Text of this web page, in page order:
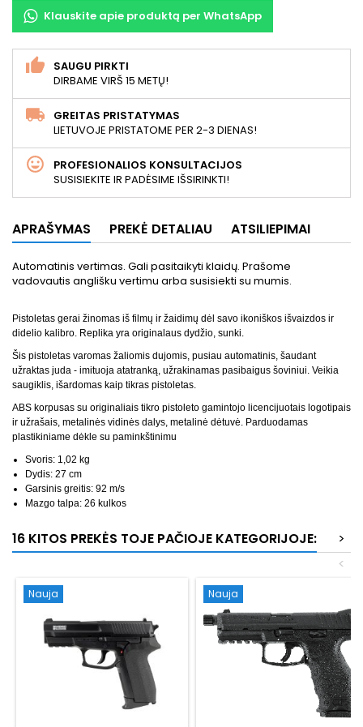
Klauskite apie produktą per WhatsApp
SAUGU PIRKTI
DIRBAME VIRŠ 15 METŲ!
GREITAS PRISTATYMAS
LIETUVOJE PRISTATOME PER 2-3 DIENAS!
PROFESIONALIOS KONSULTACIJOS
SUSISIEKITE IR PADĖSIME IŠSIRINKTI!
APRAŠYMAS PREKĖ DETALIAU ATSILIEPIMAI
Automatinis vertimas. Gali pasitaikyti klaidų. Prašome
vadovautis anglišku vertimu arba susisiekti su mumis.
Pistoletas gerai žinomas iš filmų ir žaidimų dėl savo ikoniškos išvaizdos ir
didelio kalibro. Replika yra originalaus dydžio, sunki.
Šis pistoletas varomas žaliomis dujomis, pusiau automatinis, šaudant
užraktas juda - imituoja atatranką, užrakinamas pasibaigus šoviniui. Veikia
saugiklis, išardomas kaip tikras pistoletas.
ABS korpusas su originaliais tikro pistoleto gamintojo licencijuotais logotipais
ir užrašais, metalinės vidinės dalys, metalinė dėtuvė. Parduodamas
plastikiniame dėkle su paminkštinimu
Svoris: 1,02 kg
Dydis: 27 cm
Garsinis greitis: 92 m/s
Mazgo talpa: 26 kulkos
16 KITOS PREKĖS TOJE PAČIOJE KATEGORIJOJE:
>
<
Nauja Nauja